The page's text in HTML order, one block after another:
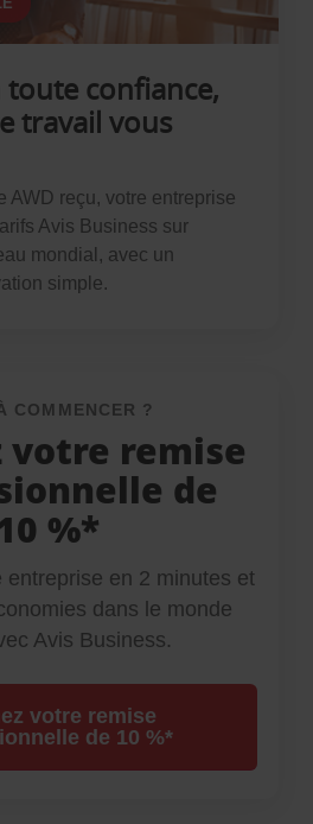
toute confiance,
travail vous
AWD reçu, votre entreprise
Avis Business sur
mondial, avec un
simple.
COMMENCER ?
votre remise
de
%*
entreprise en 2 minutes et
dans le monde
Avis Business.
votre remise
de 10 %*